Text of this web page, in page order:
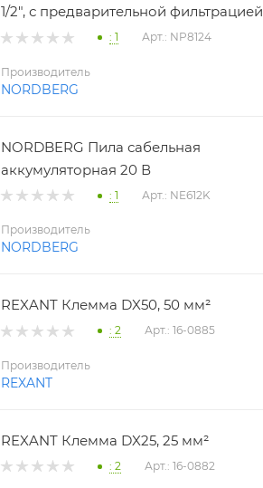
1/2", с предварительной фильтрацией
: 1 Арт.: NP8124
Производитель
NORDBERG
NORDBERG Пила сабельная
аккумуляторная 20 В
: 1 Арт.: NE612K
Производитель
NORDBERG
REXANT Клемма DX50, 50 мм²
: 2 Арт.: 16-0885
Производитель
REXANT
REXANT Клемма DX25, 25 мм²
: 2 Арт.: 16-0882